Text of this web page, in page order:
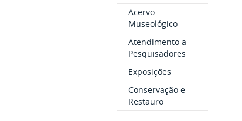
Acervo
Museológico
Atendimento a
Pesquisadores
Exposições
Conservação e
Restauro